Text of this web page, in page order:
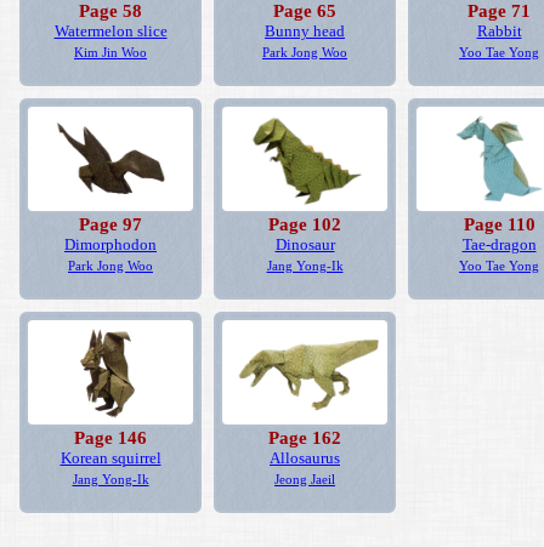
Page 58
Watermelon slice
Kim Jin Woo
Page 65
Bunny head
Park Jong Woo
Page 71
Rabbit
Yoo Tae Yong
Page 97
Dimorphodon
Park Jong Woo
Page 102
Dinosaur
Jang Yong-Ik
Page 110
Tae-dragon
Yoo Tae Yong
Page 146
Korean squirrel
Jang Yong-Ik
Page 162
Allosaurus
Jeong Jaeil